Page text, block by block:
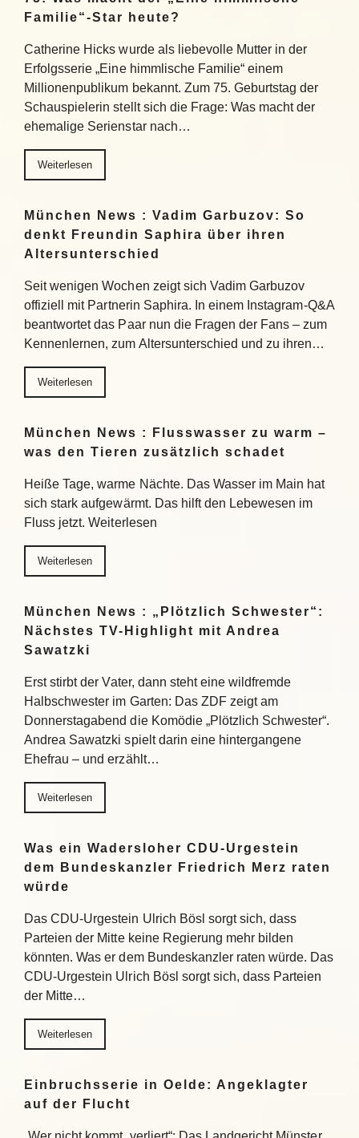
Familie“-Star heute?
Catherine Hicks wurde als liebevolle Mutter in der
Erfolgsserie „Eine himmlische Familie“ einem
Millionenpublikum bekannt. Zum 75. Geburtstag der
Schauspielerin stellt sich die Frage: Was macht der
ehemalige Serienstar nach…
Weiterlesen
München News : Vadim Garbuzov: So
denkt Freundin Saphira über ihren
Altersunterschied
Seit wenigen Wochen zeigt sich Vadim Garbuzov
offiziell mit Partnerin Saphira. In einem Instagram-Q&A
beantwortet das Paar nun die Fragen der Fans – zum
Kennenlernen, zum Altersunterschied und zu ihren…
Weiterlesen
München News : Flusswasser zu warm –
was den Tieren zusätzlich schadet
Heiße Tage, warme Nächte. Das Wasser im Main hat
sich stark aufgewärmt. Das hilft den Lebewesen im
Fluss jetzt. Weiterlesen
Weiterlesen
München News : „Plötzlich Schwester“:
Nächstes TV-Highlight mit Andrea
Sawatzki
Erst stirbt der Vater, dann steht eine wildfremde
Halbschwester im Garten: Das ZDF zeigt am
Donnerstagabend die Komödie „Plötzlich Schwester“.
Andrea Sawatzki spielt darin eine hintergangene
Ehefrau – und erzählt…
Weiterlesen
Was ein Wadersloher CDU-Urgestein
dem Bundeskanzler Friedrich Merz raten
würde
Das CDU-Urgestein Ulrich Bösl sorgt sich, dass
Parteien der Mitte keine Regierung mehr bilden
könnten. Was er dem Bundeskanzler raten würde. Das
CDU-Urgestein Ulrich Bösl sorgt sich, dass Parteien
der Mitte…
Weiterlesen
Einbruchsserie in Oelde: Angeklagter
auf der Flucht